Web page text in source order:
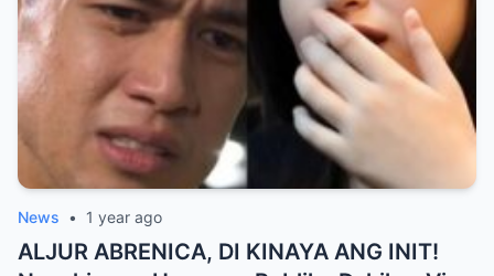
News • 1 year ago
ALJUR ABRENICA, DI KINAYA ANG INIT!